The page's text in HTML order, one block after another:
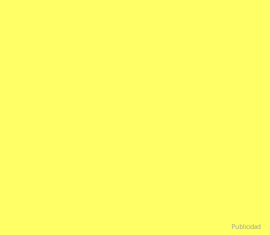
Publicidad